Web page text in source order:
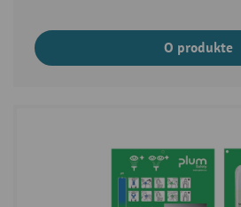
O produkte